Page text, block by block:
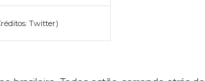
Twitter)